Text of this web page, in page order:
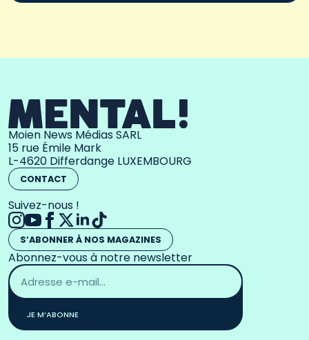
Moien News Médias SARL
15 rue Émile Mark
L-4620 Differdange LUXEMBOURG
CONTACT
Suivez-nous !
S’ABONNER À NOS MAGAZINES
Abonnez-vous à notre newsletter
Adresse
email
*
JE M’ABONNE